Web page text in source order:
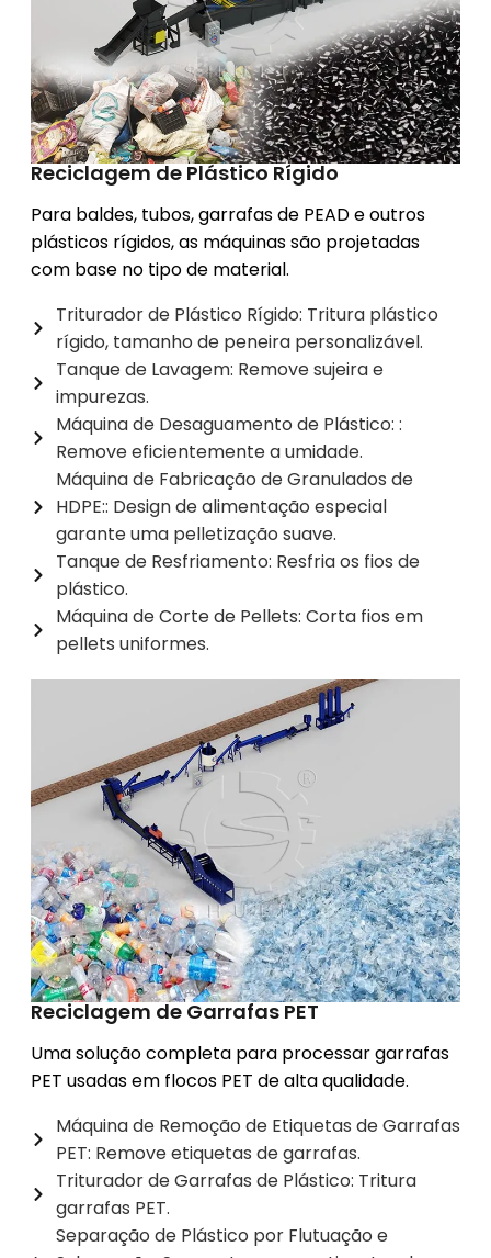
Reciclagem de Plástico Rígido
Para baldes, tubos, garrafas de PEAD e outros
plásticos rígidos, as máquinas são projetadas
com base no tipo de material.
Triturador de Plástico Rígido: Tritura plástico
rígido, tamanho de peneira personalizável.
Tanque de Lavagem: Remove sujeira e
impurezas.
Máquina de Desaguamento de Plástico: :
Remove eficientemente a umidade.
Máquina de Fabricação de Granulados de
HDPE:: Design de alimentação especial
garante uma pelletização suave.
Tanque de Resfriamento: Resfria os fios de
plástico.
Máquina de Corte de Pellets: Corta fios em
pellets uniformes.
Reciclagem de Garrafas PET
Uma solução completa para processar garrafas
PET usadas em flocos PET de alta qualidade.
Máquina de Remoção de Etiquetas de Garrafas
PET: Remove etiquetas de garrafas.
Triturador de Garrafas de Plástico: Tritura
garrafas PET.
Separação de Plástico por Flutuação e